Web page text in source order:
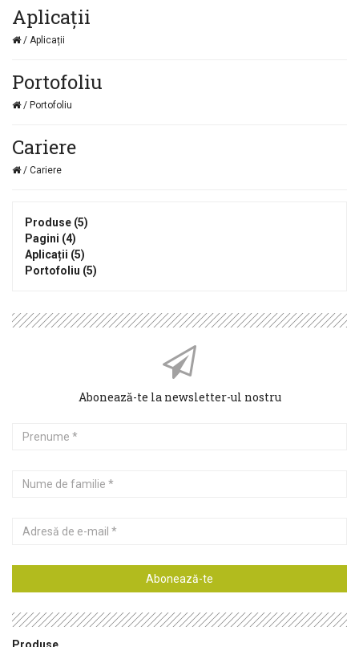
Aplicații
/ Aplicații
Portofoliu
/ Portofoliu
Cariere
/ Cariere
Produse (5)
Pagini (4)
Aplicații (5)
Portofoliu (5)
Abonează-te la newsletter-ul nostru
Prenume
Nume
Adresă
Abonează-te